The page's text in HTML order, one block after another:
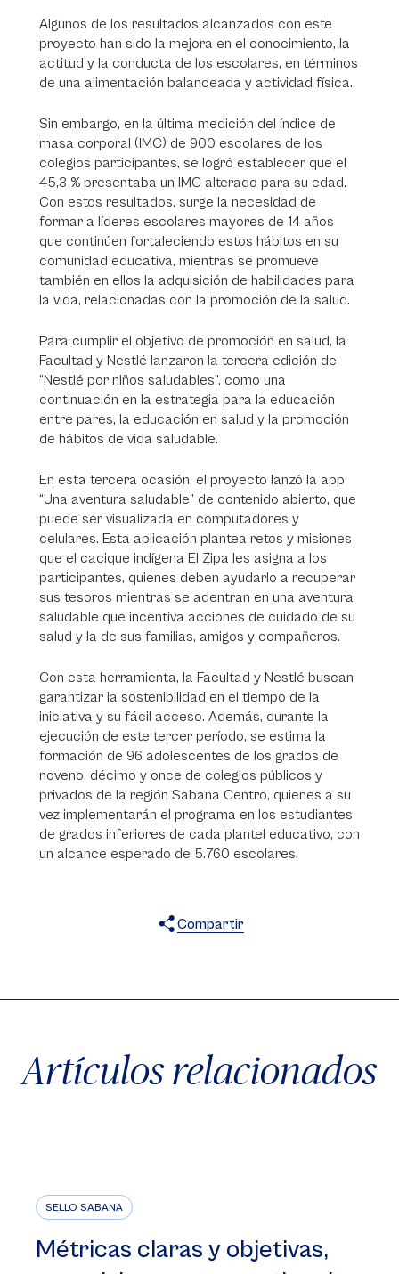
Algunos de los resultados alcanzados con este
proyecto han sido la mejora en el conocimiento, la
actitud y la conducta de los escolares, en términos
de una alimentación balanceada y actividad física.
Sin embargo, en la última medición del índice de
masa corporal (IMC) de 900 escolares de los
colegios participantes, se logró establecer que el
45,3 % presentaba un IMC alterado para su edad.
Con estos resultados, surge la necesidad de
formar a líderes escolares mayores de 14 años
que continúen fortaleciendo estos hábitos en su
comunidad educativa, mientras se promueve
también en ellos la adquisición de habilidades para
la vida, relacionadas con la promoción de la salud.
Para cumplir el objetivo de promoción en salud, la
Facultad y Nestlé lanzaron la tercera edición de
“Nestlé por niños saludables”, como una
continuación en la estrategia para la educación
entre pares, la educación en salud y la promoción
de hábitos de vida saludable.
En esta tercera ocasión, el proyecto lanzó la app
“Una aventura saludable” de contenido abierto, que
puede ser visualizada en computadores y
celulares. Esta aplicación plantea retos y misiones
que el cacique indígena El Zipa les asigna a los
participantes, quienes deben ayudarlo a recuperar
sus tesoros mientras se adentran en una aventura
saludable que incentiva acciones de cuidado de su
salud y la de sus familias, amigos y compañeros.
Con esta herramienta, la Facultad y Nestlé buscan
garantizar la sostenibilidad en el tiempo de la
iniciativa y su fácil acceso. Además, durante la
ejecución de este tercer período, se estima la
formación de 96 adolescentes de los grados de
noveno, décimo y once de colegios públicos y
privados de la región Sabana Centro, quienes a su
vez implementarán el programa en los estudiantes
de grados inferiores de cada plantel educativo, con
un alcance esperado de 5.760 escolares.
Compartir
Artículos relacionados
SELLO SABANA
Métricas claras y objetivas,